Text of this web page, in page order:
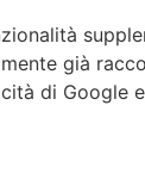
già
di Google